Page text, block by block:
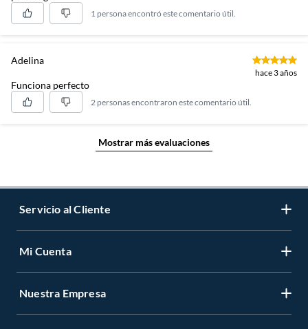
1 persona encontró este comentario útil.
Adelina
hace 3 años
Funciona perfecto
2 personas encontraron este comentario útil.
Mostrar más evaluaciones
Servicio al Cliente
Contáctanos
Mi Cuenta
Registrate
Nuestra Empresa